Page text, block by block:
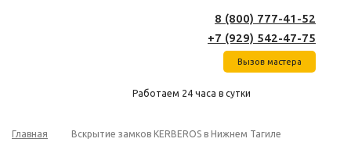
8 (800) 777-41-52
+7 (929) 542-47-75
Вызов мастера
Работаем 24 часа в сутки
Главная Вскрытие замков KERBEROS в Нижнем Тагиле